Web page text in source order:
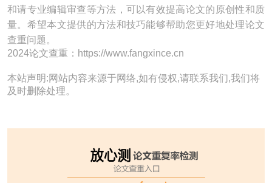
和请专业编辑审查等方法，可以有效提高论文的原创性和质
量。希望本文提供的方法和技巧能够帮助您更好地处理论文
查重问题。
2024论文查重：https://www.fangxince.cn
本站声明:网站内容来源于网络,如有侵权,请联系我们,我们将
及时删除处理。